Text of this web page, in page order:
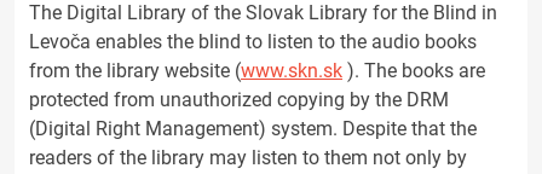
The Digital Library of the Slovak Library for the Blind in
Levoča enables the blind to listen to the audio books
from the library website (www.skn.sk ). The books are
protected from unauthorized copying by the DRM
(Digital Right Management) system. Despite that the
readers of the library may listen to them not only by